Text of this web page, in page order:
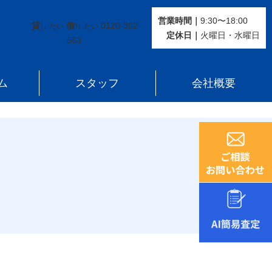
貸し たい 借り たい 0120-302-
563
営業時間｜ 9:30〜18:00
定休⽇｜ 火曜⽇・水曜⽇
スタッフ 会社概要